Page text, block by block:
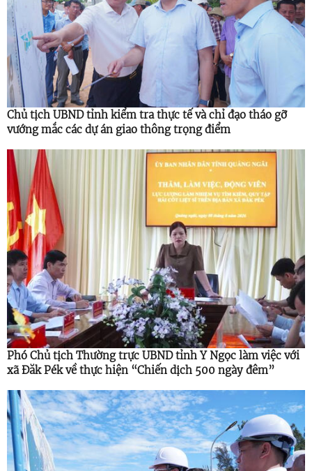
Chủ tịch UBND tỉnh kiểm tra thực tế và chỉ đạo tháo gỡ
vướng mắc các dự án giao thông trọng điểm
Phó Chủ tịch Thường trực UBND tỉnh Y Ngọc làm việc với
xã Đăk Pék về thực hiện “Chiến dịch 500 ngày đêm”